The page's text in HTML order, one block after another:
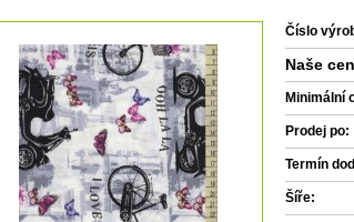
Číslo
Naše
Minimální
Prodej po:
Termín
Šíře: